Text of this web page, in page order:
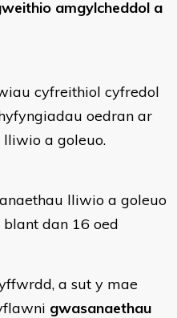
amgylcheddol a
cyfreithiol cyfredol
oedran ar
a goleuo.
lliwio a goleuo
dan 16 oed
a sut y mae
gwasanaethau